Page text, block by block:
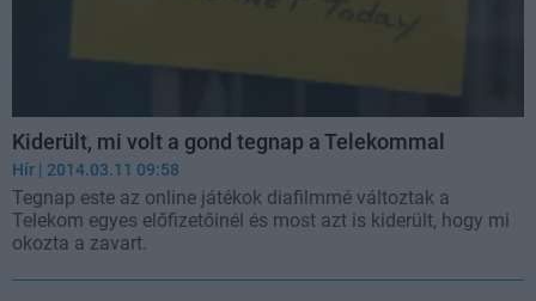
Kiderült, mi volt a gond tegnap a Telekommal
Hír | 2014.03.11 09:58
Tegnap este az online játékok diafilmmé változtak a
Telekom egyes előfizetőinél és most azt is kiderült, hogy mi
okozta a zavart.